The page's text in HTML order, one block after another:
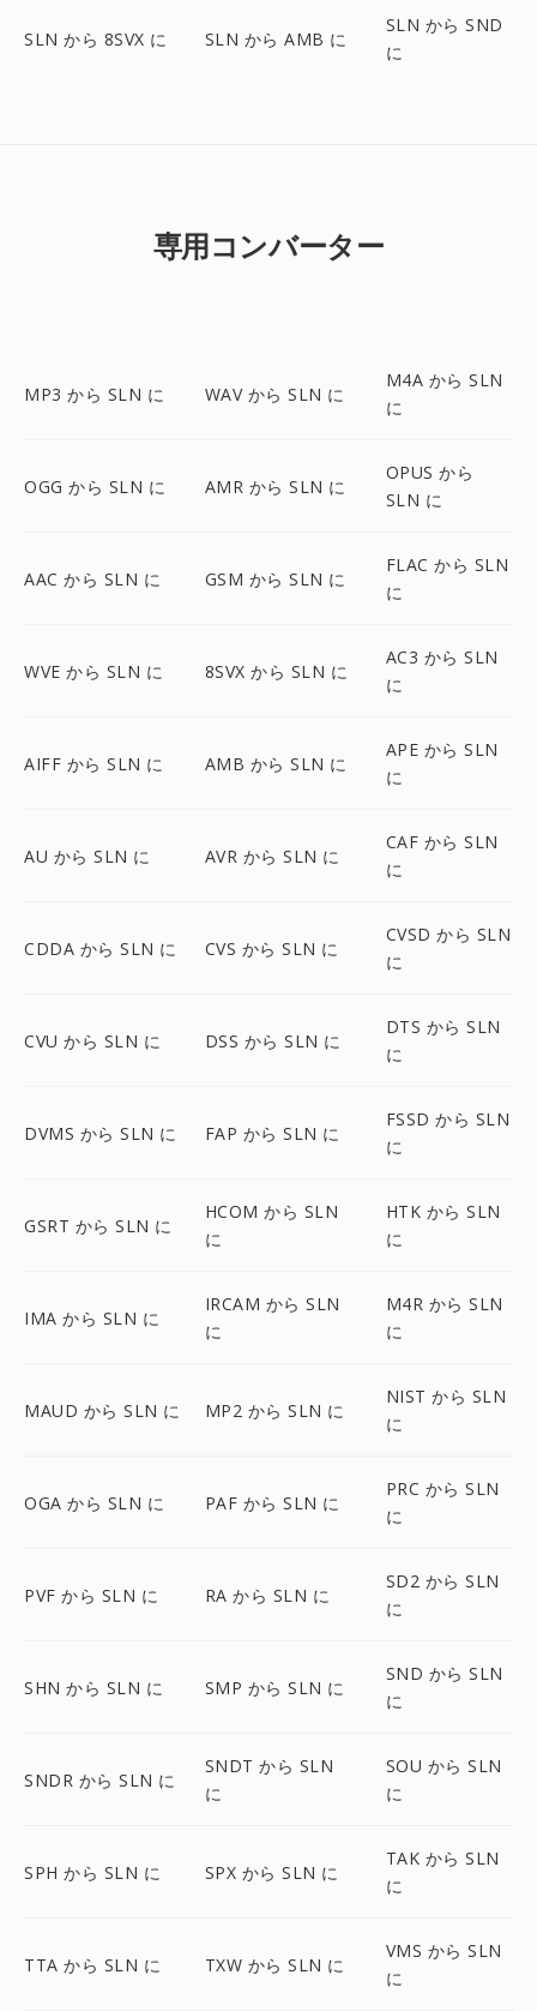
SLN から 8SVX に SLN から AMB に
SLN から SND
に
専用コンバーター
MP3 から SLN に WAV から SLN に
M4A から SLN
に
OGG から SLN に AMR から SLN に
OPUS から
SLN に
AAC から SLN に GSM から SLN に
FLAC から SLN
に
WVE から SLN に 8SVX から SLN に
AC3 から SLN
に
AIFF から SLN に AMB から SLN に
APE から SLN
に
AU から SLN に AVR から SLN に
CAF から SLN
に
CDDA から SLN に CVS から SLN に
CVSD から SLN
に
CVU から SLN に DSS から SLN に
DTS から SLN
に
DVMS から SLN に FAP から SLN に
FSSD から SLN
に
GSRT から SLN に
HCOM から SLN
に
HTK から SLN
に
IMA から SLN に
IRCAM から SLN
に
M4R から SLN
に
MAUD から SLN に MP2 から SLN に
NIST から SLN
に
OGA から SLN に PAF から SLN に
PRC から SLN
に
PVF から SLN に RA から SLN に
SD2 から SLN
に
SHN から SLN に SMP から SLN に
SND から SLN
に
SNDR から SLN に
SNDT から SLN
に
SOU から SLN
に
SPH から SLN に SPX から SLN に
TAK から SLN
に
TTA から SLN に TXW から SLN に
VMS から SLN
に